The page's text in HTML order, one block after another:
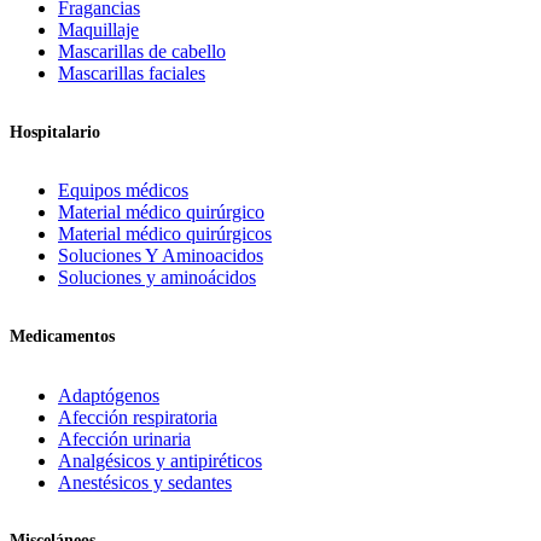
Fragancias
Maquillaje
Mascarillas de cabello
Mascarillas faciales
Hospitalario
Equipos médicos
Material médico quirúrgico
Material médico quirúrgicos
Soluciones Y Aminoacidos
Soluciones y aminoácidos
Medicamentos
Adaptógenos
Afección respiratoria
Afección urinaria
Analgésicos y antipiréticos
Anestésicos y sedantes